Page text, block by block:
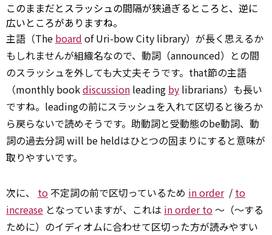
このままだとスラッシュの間隔が狭過ぎるところと、逆に
広いところがありますね。
主語（The board of Uri-bow City library）が長く思えるか
もしれませんが組織名なので、動詞（announced）との間
のスラッシュを外しても大丈夫そうです。that節の主語
（monthly bookdiscussion leading by librarians）も長い
ですね。leadingの前にスラッシュを入れて区切ると後ろか
ら戻らないで読めそうです。助動詞と受動態のbe動詞、動
詞の過去分詞 will be heldはひとつの固まりにすると意味が
取りやすいです。
次に、 to不定詞の前で区切っているため in order / to
increase となっていますが、これは in order to～（～する
ために）のイディオムに合わせて区切った方が読みやすい